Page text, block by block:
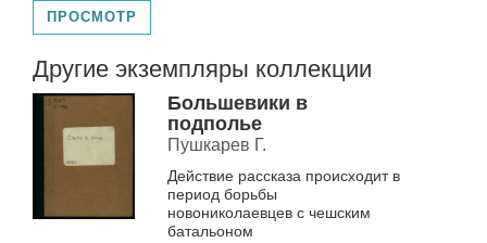
ПРОСМОТР
Другие экземпляры коллекции
Большевики в
подполье
Пушкарев Г.
Действие рассказа происходит в
период борьбы
новониколаевцев с чешским
батальоном